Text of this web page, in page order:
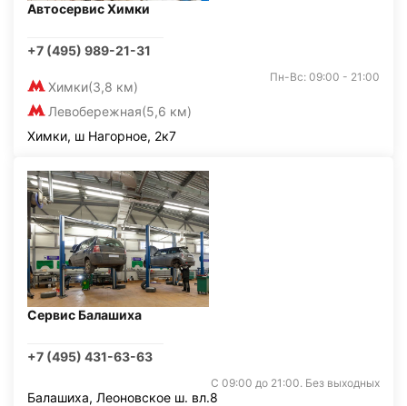
Автосервис Химки
+7 (495) 989-21-31
Химки(3,8 км)
Левобережная(5,6 км)
Пн-Вс: 09:00 - 21:00
Химки, ш Нагорное, 2к7
Сервис Балашиха
+7 (495) 431-63-63
С 09:00 до 21:00. Без выходных
Балашиха, Леоновское ш. вл.8